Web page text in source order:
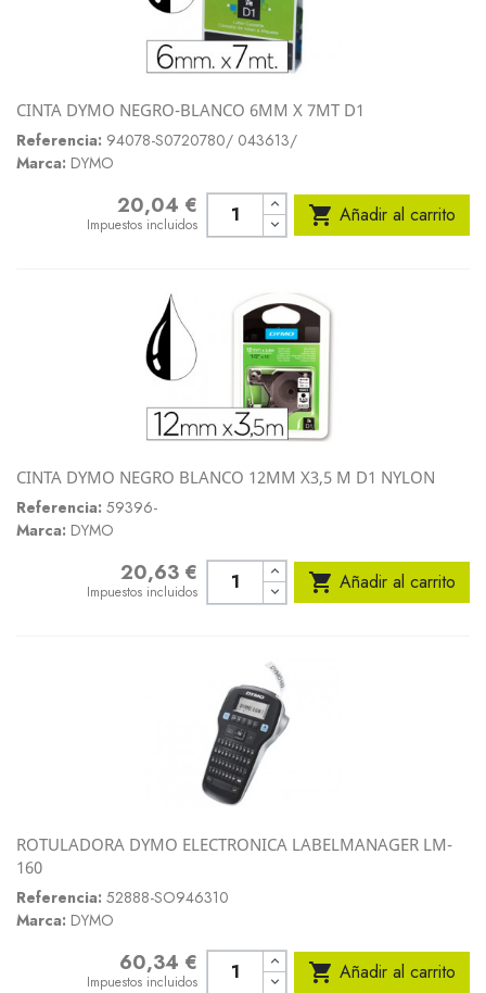
CINTA DYMO NEGRO-BLANCO 6MM X 7MT D1
Referencia: 94078-S0720780/ 043613/
Marca: DYMO
Precio20,04 €
Impuestos incluidos  Añadir al carrito
CINTA DYMO NEGRO BLANCO 12MM X3,5 M D1 NYLON
Referencia: 59396-
Marca: DYMO
Precio20,63 €
Impuestos incluidos  Añadir al carrito
ROTULADORA DYMO ELECTRONICA LABELMANAGER LM-
160
Referencia: 52888-SO946310
Marca: DYMO
Precio60,34 €
Impuestos incluidos  Añadir al carrito